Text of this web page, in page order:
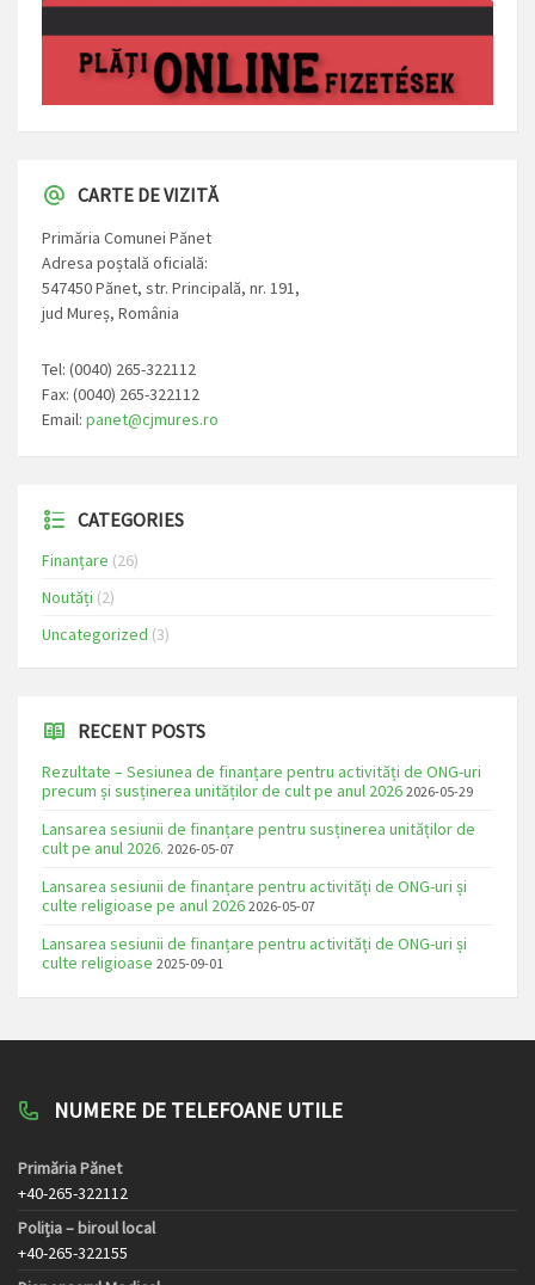
CARTE DE VIZITĂ
Primăria Comunei Pănet
Adresa poștală oficială:
547450 Pănet, str. Principală, nr. 191,
jud Mureș, România
Tel: (0040) 265-322112
Fax: (0040) 265-322112
Email: panet@cjmures.ro
CATEGORIES
Finanțare (26)
Noutăți (2)
Uncategorized (3)
RECENT POSTS
Rezultate – Sesiunea de finanțare pentru activități de ONG-uri
precum și susținerea unităților de cult pe anul 2026 2026-05-29
Lansarea sesiunii de finanțare pentru susținerea unităților de
cult pe anul 2026. 2026-05-07
Lansarea sesiunii de finanțare pentru activități de ONG-uri și
culte religioase pe anul 2026 2026-05-07
Lansarea sesiunii de finanțare pentru activități de ONG-uri și
culte religioase 2025-09-01
NUMERE DE TELEFOANE UTILE
Primăria Pănet
+40-265-322112
Poliția – biroul local
+40-265-322155